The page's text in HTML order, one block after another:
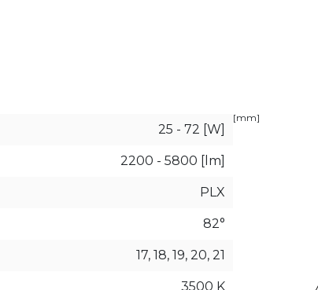
25 - 72 [W]
2200 - 5800 [lm]
PLX
82°
17, 18, 19, 20, 21
3500 K
[mm]